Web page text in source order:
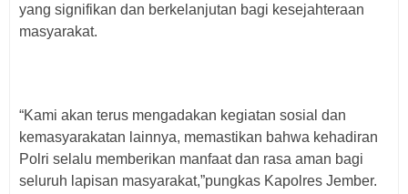
yang signifikan dan berkelanjutan bagi kesejahteraan
masyarakat.
“Kami akan terus mengadakan kegiatan sosial dan
kemasyarakatan lainnya, memastikan bahwa kehadiran
Polri selalu memberikan manfaat dan rasa aman bagi
seluruh lapisan masyarakat,”pungkas Kapolres Jember.